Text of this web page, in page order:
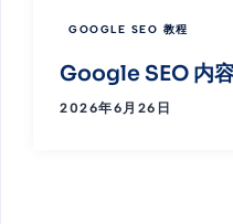
GOOGLE SEO 教程
Google SEO 内
2026年6月26日